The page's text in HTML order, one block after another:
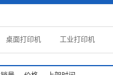
桌面打印机 工业打印机